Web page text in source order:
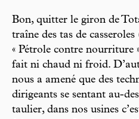
Bon, quitter le giron de
traîne des tas de
« Pétrole contre nourriture
fait ni chaud ni froid.
nous a amené que des
dirigeants se sentant au-
taulier, dans nos usines